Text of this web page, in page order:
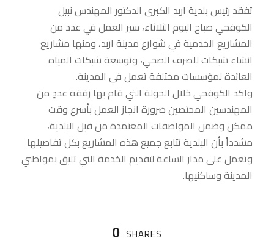
تفقد رئيس بلدية اربد الكبرى الدكتور المهندس نبيل
الكوفحي صباح اليوم الثلاثاء، سير العمل في عدد من
المشاريع الخدمية في شوارع مدينة اربد، ومنها مشاريع
انشاء شبكات للصرف الصحي، وتوسعة شبكات المياه
العائدة لمؤسسات مختلفة تعمل في المدينة.
واكد الكوفحي خلال الجولة التي قام بها رفقة عددٍ من
المهندسين المختصين ضرورة انجاز العمل بأسرع وقت
ممكن وضمن المواصفات المعتمدة من قبل البلدية،
مشدداً بأن البلدية تتابع جميع هذه المشاريع بكل تفاصيلها
وتعمل على مدار الساعة لتقديم الخدمة التي تليق بمواطني
المدينة وساكنيها.
0 SHARES